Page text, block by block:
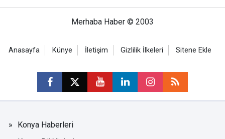
Merhaba Haber © 2003
Anasayfa Künye İletişim Gizlilik İlkeleri Sitene Ekle
Konya Haberleri